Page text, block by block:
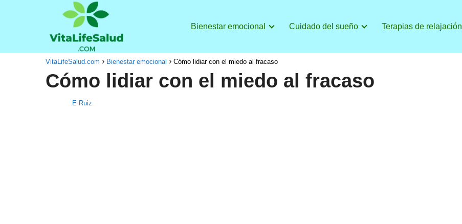
Bienestar emocional Cuidado del sueño Terapias de relajación
VitaLifeSalud.com Bienestar emocional Cómo lidiar con el miedo al fracaso
Cómo lidiar con el miedo al fracaso
E Ruiz